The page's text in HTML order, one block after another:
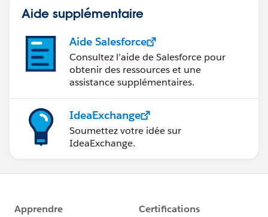
Aide supplémentaire
Aide Salesforce
Consultez l’aide de Salesforce pour
obtenir des ressources et une
assistance supplémentaires.
IdeaExchange
Soumettez votre idée sur
IdeaExchange.